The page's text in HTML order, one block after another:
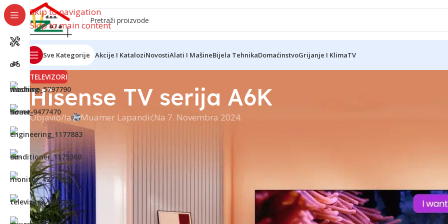
Skip to navigation
Skip to main content
Sve Kategorije Akcije I KataloziNovostiAlati I MašineBijela TehnikaDomaćinstvoGrijanje I KlimaTV
TELEVIZORI
Hisense TV serija A6K
Objavio/la Muamer LapandićNa 7. Novembra 2024.
4K kvalitet
Doživite ultimativnu kućnu zabavu uz Hisense 4K televizor, dizajniran za pružanje nevjerojatno detaljnih
oživljavaju vaš omiljeni sadržaj.
Bez obzira gledate li najnovije serije, uranjate u najnovije filmske hitove ili uronite u najuzbudljivije
televizor osigurava da se svaka scena prikazuje u 4K kvaliteti koja oduzima dah.
Sa živim bojama i oštrim kontrastima, osjećat ćete se kao da ste u središtu akcije, čineći svako iskustvo